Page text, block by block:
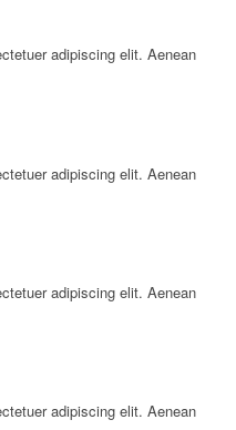
adipiscing elit. Aenean
adipiscing elit. Aenean
adipiscing elit. Aenean
adipiscing elit. Aenean